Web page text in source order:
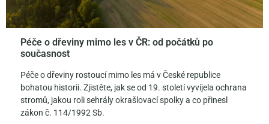
Péče o dřeviny mimo les v ČR: od počátků po
současnost
Péče o dřeviny rostoucí mimo les má v České republice
bohatou historii. Zjistěte, jak se od 19. století vyvíjela ochrana
stromů, jakou roli sehrály okrašlovací spolky a co přinesl
zákon č. 114/1992 Sb.